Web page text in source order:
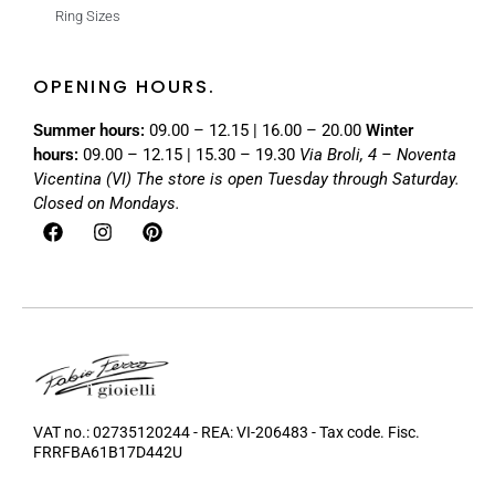
Ring Sizes
OPENING HOURS.
Summer hours: 09.00 – 12.15 | 16.00 – 20.00 Winter
hours: 09.00 – 12.15 | 15.30 – 19.30 Via Broli, 4 – Noventa
Vicentina (VI) The store is open Tuesday through Saturday.
Closed on Mondays.
VAT no.: 02735120244 - REA: VI-206483 - Tax code. Fisc.
FRRFBA61B17D442U